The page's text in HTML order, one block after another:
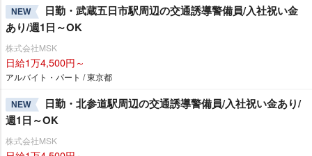
NEW
日勤・武蔵五日市駅周辺の交通誘導警備員/入社祝い金
あり/週1日～OK
株式会社MSK
日給1万4,500円～
アルバイト・パート / 東京都
NEW
日勤・北参道駅周辺の交通誘導警備員/入社祝い金あり/
週1日～OK
株式会社MSK